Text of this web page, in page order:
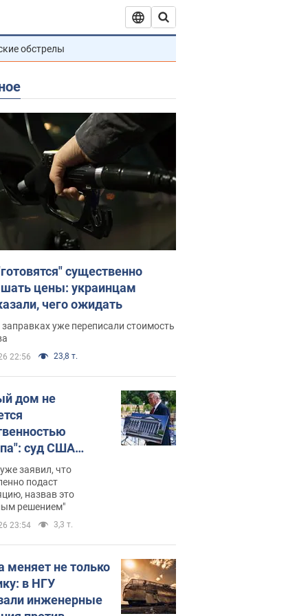
обстрелы
существенно
цены: украинцам
чего ожидать
уже переписали стоимость
22:56 23,8 т.
дом не
суд США
зала
400 млн
заявил, что
подаст
назвав это
решением"
23:54 3,3 т.
меняет не только
в НГУ
инженерные